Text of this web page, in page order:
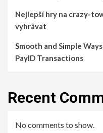
Nejlepší hry na crazy-
vyhrávat
Smooth and Simple
PayID Transactions
Recent
No comments to show.